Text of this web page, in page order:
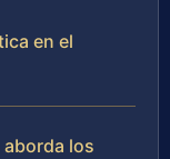
en el
aborda los